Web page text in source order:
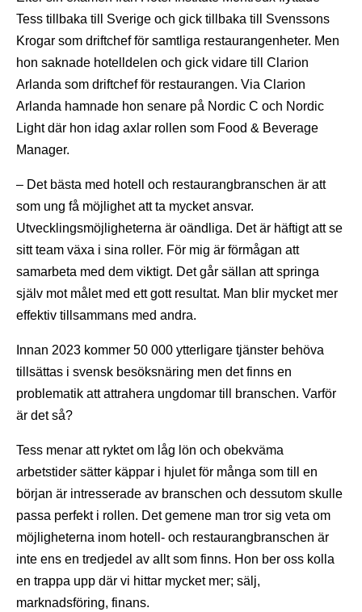
Tess tillbaka till Sverige och gick tillbaka till Svenssons
Krogar som driftchef för samtliga restaurangenheter. Men
hon saknade hotelldelen och gick vidare till Clarion
Arlanda som driftchef för restaurangen. Via Clarion
Arlanda hamnade hon senare på Nordic C och Nordic
Light där hon idag axlar rollen som Food & Beverage
Manager.
– Det bästa med hotell och restaurangbranschen är att
som ung få möjlighet att ta mycket ansvar.
Utvecklingsmöjligheterna är oändliga. Det är häftigt att se
sitt team växa i sina roller. För mig är förmågan att
samarbeta med dem viktigt. Det går sällan att springa
själv mot målet med ett gott resultat. Man blir mycket mer
effektiv tillsammans med andra.
Innan 2023 kommer 50 000 ytterligare tjänster behöva
tillsättas i svensk besöksnäring men det finns en
problematik att attrahera ungdomar till branschen. Varför
är det så?
Tess menar att ryktet om låg lön och obekväma
arbetstider sätter käppar i hjulet för många som till en
början är intresserade av branschen och dessutom skulle
passa perfekt i rollen. Det gemene man tror sig veta om
möjligheterna inom hotell- och restaurangbranschen är
inte ens en tredjedel av allt som finns. Hon ber oss kolla
en trappa upp där vi hittar mycket mer; sälj,
marknadsföring, finans.